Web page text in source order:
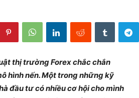
thị trường Forex chắc chắn
hình nến. Một trong những kỹ
đầu tư có nhiều cơ hội cho mình